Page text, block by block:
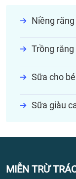
Niềng răng
Trồng
Sữa cho
Sữa giàu
MIỄN TRỪ